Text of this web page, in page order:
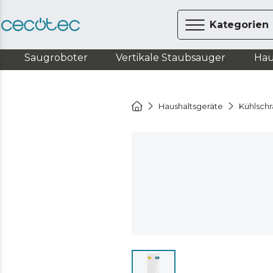
Kategorien
Saugroboter Vertikale Staubsauger
Haushaltsgeräte